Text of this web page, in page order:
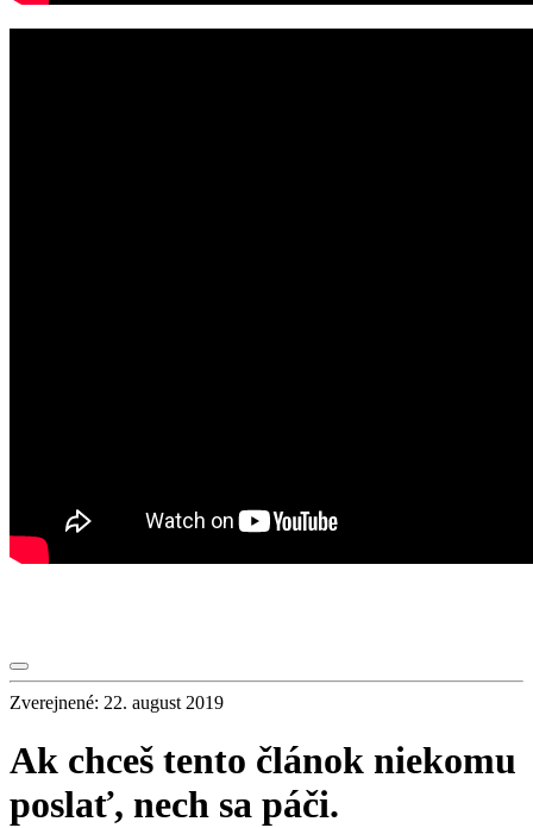
Zverejnené: 22. august 2019
Ak chceš tento článok niekomu
poslať, nech sa páči.